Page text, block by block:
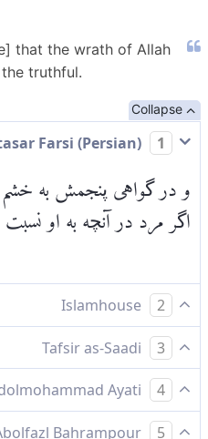
that the wrath of Allah
truthful.
Collapse
1
و در گواهی پنجمش به خشم
اگر مرد در آنچه به او
2
و پنجمین بار [بگوید] که خشم
[شوهرش] راست گفته
3
for complete tafsir.
4
5